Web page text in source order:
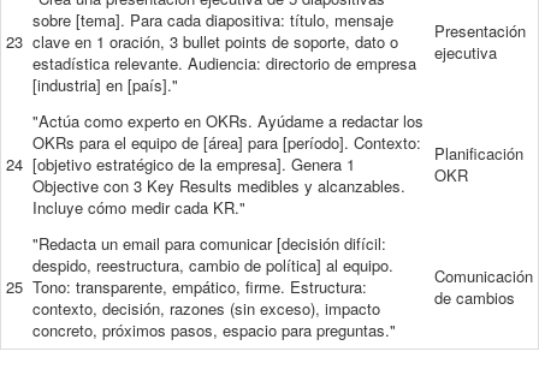
23
sobre [tema]. Para cada diapositiva: título, mensaje
clave en 1 oración, 3 bullet points de soporte, dato o
estadística relevante. Audiencia: directorio de empresa
[industria] en [país]."
Presentación
ejecutiva
24
"Actúa como experto en OKRs. Ayúdame a redactar los
OKRs para el equipo de [área] para [período]. Contexto:
[objetivo estratégico de la empresa]. Genera 1
Objective con 3 Key Results medibles y alcanzables.
Incluye cómo medir cada KR."
Planificación
OKR
25
"Redacta un email para comunicar [decisión difícil:
despido, reestructura, cambio de política] al equipo.
Tono: transparente, empático, firme. Estructura:
contexto, decisión, razones (sin exceso), impacto
concreto, próximos pasos, espacio para preguntas."
Comunicación
de cambios